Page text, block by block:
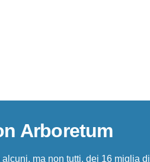
Arboretum
alcuni, ma non tutti, dei 16 miglia di